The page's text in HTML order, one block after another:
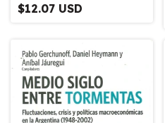
$12.07 USD